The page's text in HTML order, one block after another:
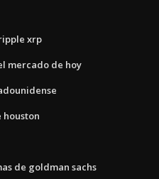
xrp
mercado de hoy
houston
de goldman sachs